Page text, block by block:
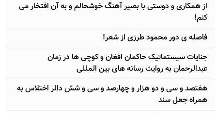
از همکاری و دوستی با بصیر آهنگ خوشحالم و به آن افتخار می
کنم!
فاصله ی دور محمود طرزی از شعر!
جنایات سیستماتیک حاکمان افغان و کوچی ها در زمان
عبدالرحمان به روایت رسانه های بین المللی
هفتصد و سی و دو هزار و چهارصد و سی و شش دالر اختلاس به
همراه جعل سند